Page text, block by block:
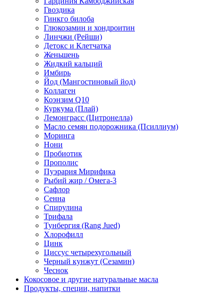
Гвоздика
Гинкго билоба
Глюкозамин и хондроитин
Линчжи (Рейши)
Детокс и Клетчатка
Женьшень
Жидкий кальций
Имбирь
Йод (Мангостиновый йод)
Коллаген
Коэнзим Q10
Куркума (Плай)
Лемонграсс (Цитронелла)
Масло семян подорожника (Псиллиум)
Моринга
Нони
Пробиотик
Прополис
Пуэрария Мирифика
Рыбий жир / Омега-3
Сафлор
Сенна
Спирулина
Трифала
Тунбергия (Rang Jued)
Хлорофилл
Цинк
Циссус четырехугольный
Черный кунжут (Сезамин)
Чеснок
Кокосовое и другие натуральные масла
Продукты, специи, напитки